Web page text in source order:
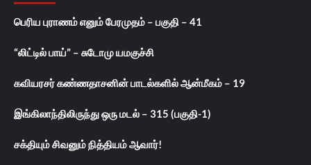
பெரிய புராணம் எனும் பேரமுதம் – பகுதி – 41
“லிட்டில் பாய்” – சுடோமு யமகுச்சி
கவியரசர் கண்ணதாசனின் பாடல்களில் ஆன்மீகம் – 19
இங்கிலாந்திலிருந்து ஒரு மடல் – 315 (பகுதி-1)
சக்தியும் சிவனும் நித்தியம் ஆவார்!